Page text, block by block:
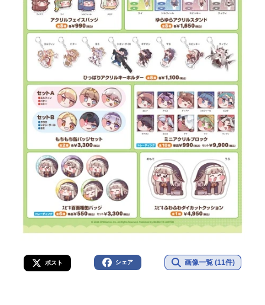
ポスト シェア 画像一覧 (11件)